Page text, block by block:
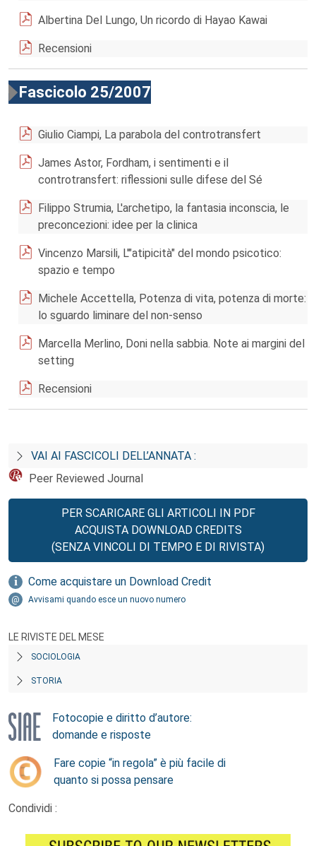
Albertina Del Lungo, Un ricordo di Hayao Kawai
Recensioni
Fascicolo 25/2007
Giulio Ciampi, La parabola del controtransfert
James Astor, Fordham, i sentimenti e il
controtransfert: riflessioni sulle difese del Sé
Filippo Strumia, L'archetipo, la fantasia inconscia, le
preconcezioni: idee per la clinica
Vincenzo Marsili, L'"atipicità" del mondo psicotico:
spazio e tempo
Michele Accettella, Potenza di vita, potenza di morte:
lo sguardo liminare del non-senso
Marcella Merlino, Doni nella sabbia. Note ai margini del
setting
Recensioni
VAI AI FASCICOLI DELL’ANNATA :
Peer Reviewed Journal
PER SCARICARE GLI ARTICOLI IN PDF
ACQUISTA DOWNLOAD CREDITS
(SENZA VINCOLI DI TEMPO E DI RIVISTA)
Come acquistare un Download Credit
Avvisami quando esce un nuovo numero
LE RIVISTE DEL MESE
SOCIOLOGIA
STORIA
Fotocopie e diritto d’autore:
domande e risposte
Fare copie “in regola” è più facile di
quanto si possa pensare
Condividi :